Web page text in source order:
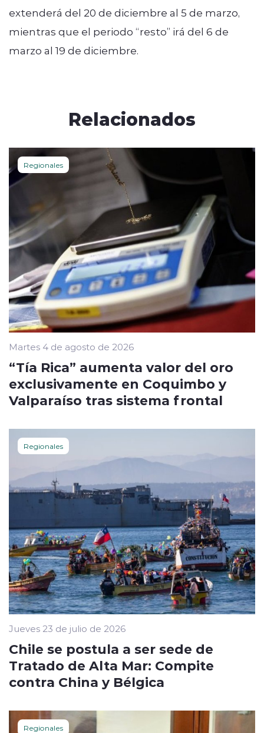
extenderá del 20 de diciembre al 5 de marzo,
mientras que el periodo “resto” irá del 6 de
marzo al 19 de diciembre.
Relacionados
Regionales
Martes 4 de agosto de 2026
“Tía Rica” aumenta valor del oro
exclusivamente en Coquimbo y
Valparaíso tras sistema frontal
Regionales
Jueves 23 de julio de 2026
Chile se postula a ser sede de
Tratado de Alta Mar: Compite
contra China y Bélgica
Regionales